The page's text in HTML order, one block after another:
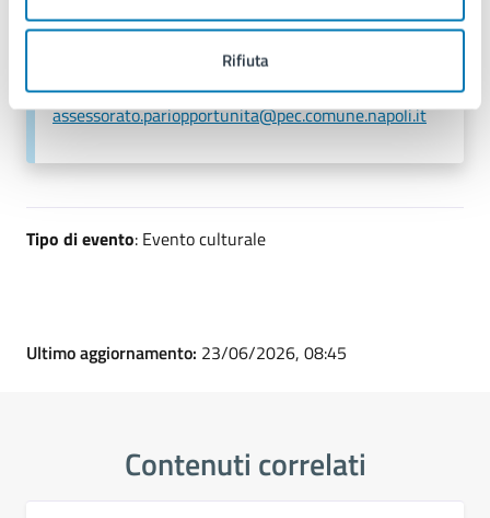
Rifiuta
assessorato.pariopportunita@comune.napoli.it
assessorato.sport@pec.comune.napoli.it
PEC:
assessorato.pariopportunita@pec.comune.napoli.it
Tipo di evento: Evento culturale
Ultimo aggiornamento: 23/06/2026, 08:45
Contenuti correlati